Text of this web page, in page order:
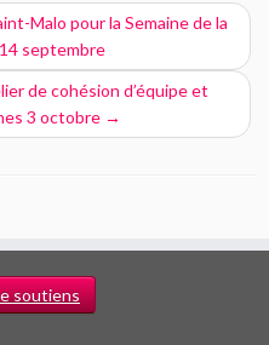
Malo pour la Semaine de la
septembre
de cohésion d’équipe et
3 octobre →
soutiens